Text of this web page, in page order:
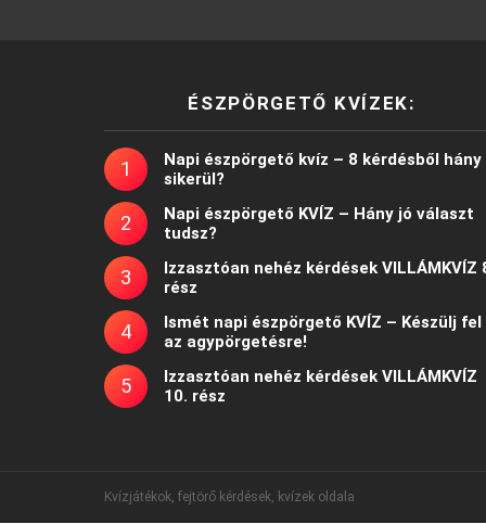
ÉSZPÖRGETŐ KVÍZEK:
Napi észpörgető kvíz – 8 kérdésből hány
sikerül?
Napi észpörgető KVÍZ – Hány jó választ
tudsz?
Izzasztóan nehéz kérdések VILLÁMKVÍZ
rész
Ismét napi észpörgető KVÍZ – Készülj fel
az agypörgetésre!
Izzasztóan nehéz kérdések VILLÁMKVÍZ
10. rész
Kvízjátékok, fejtörő kérdések, kvízek oldala